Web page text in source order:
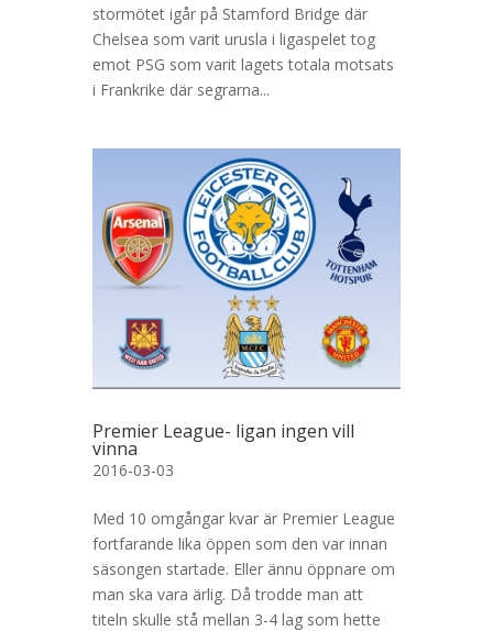
stormötet igår på Stamford Bridge där
Chelsea som varit urusla i ligaspelet tog
emot PSG som varit lagets totala motsats
i Frankrike där segrarna...
Premier League- ligan ingen vill
vinna
2016-03-03
Med 10 omgångar kvar är Premier League
fortfarande lika öppen som den var innan
säsongen startade. Eller ännu öppnare om
man ska vara ärlig. Då trodde man att
titeln skulle stå mellan 3-4 lag som hette